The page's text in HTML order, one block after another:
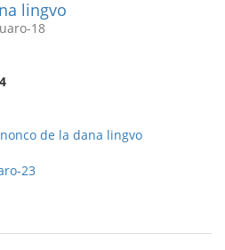
lingvo
18
de la dana lingvo
23